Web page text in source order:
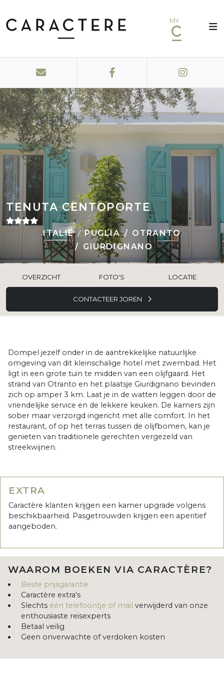
MY
TENUTA CENTOPORTE
ITALIË PUGLIA
OTRANTO
GIURDIGNANO
OVERZICHT FOTO'S LOCATIE
CONTACTEER JOREN
Dompel jezelf onder in de aantrekkelijke natuurlijke
omgeving van dit kleinschalige hotel met zwembad. Het
ligt in een grote tuin te midden van een olijfgaard. Het
strand van Otranto en het plaatsje Giurdignano bevinden
zich op amper 3 km. Laat je in de watten leggen door de
vriendelijke service en de lekkere keuken. De kamers zijn
sober maar verzorgd ingericht met alle comfort. In het
restaurant, of op het terras tussen de olijfbomen, kan je
genieten van traditionele gerechten vergezeld van
streekwijnen.
EXTRA
Caractère klanten krijgen een kamer upgrade volgens
beschikbaarheid. Pasgetrouwden krijgen een aperitief
aangeboden.
WAAROM BOEKEN VIA CARACTÈRE?
Beste prijsgarantie
Caractère extra's
Slechts één telefoontje of mail verwijderd van onze
enthousiaste reisexperts
Betaal veilig
Geen onverwachte of verdoken kosten